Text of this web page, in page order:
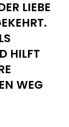
LIEBE
HILFT
WEG